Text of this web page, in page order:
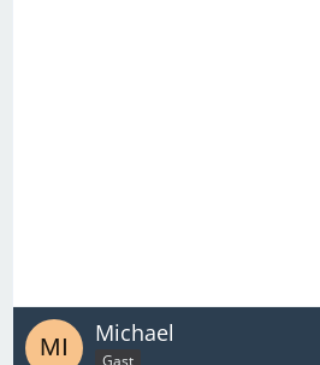
Michael
Gast